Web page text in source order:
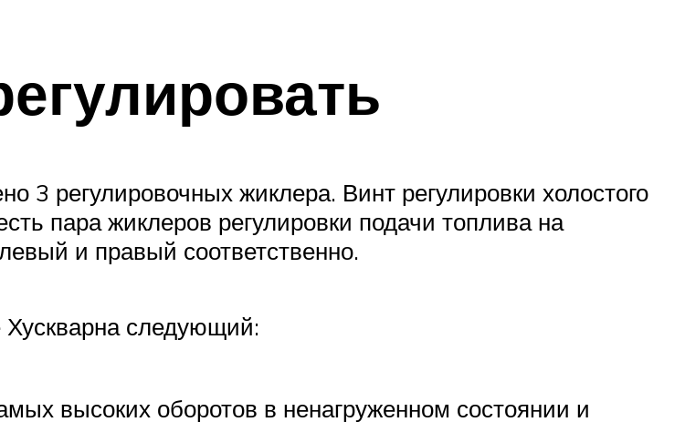
3 регулировочных жиклера. Винт регулировки холостого
пара жиклеров регулировки подачи топлива на
и правый соответственно.
Хускварна следующий:
высоких оборотов в ненагруженном состоянии и